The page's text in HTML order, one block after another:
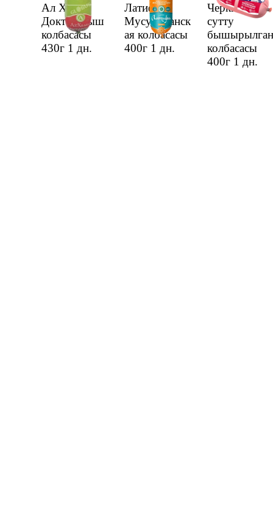
Ал Халал
Доктор быш
колбасасы
430г 1 дн.
Латифа
Мусульманск
ая колбасасы
400г 1 дн.
Черкизово
сутту
бышырылган
колбасасы
400г 1 дн.